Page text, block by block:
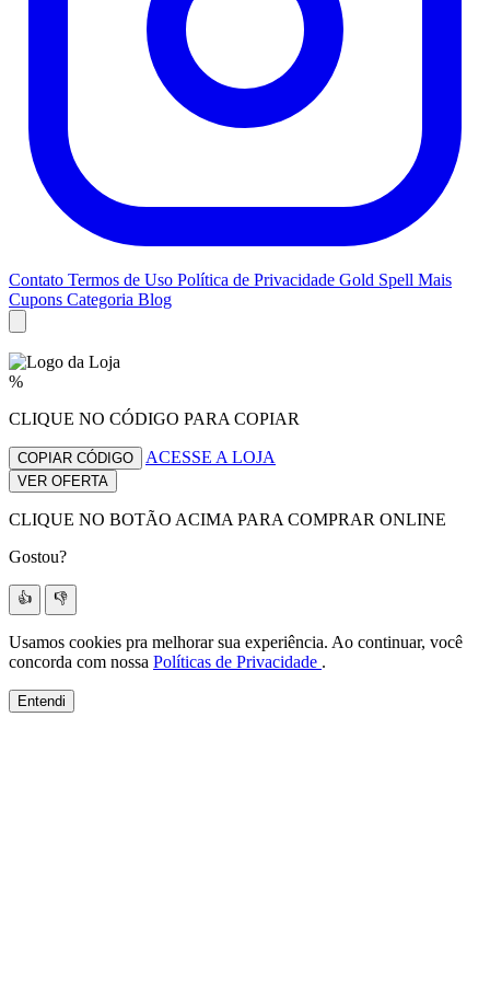
Contato Termos de Uso Política de Privacidade Gold Spell Mais
Cupons Categoria Blog
%
CLIQUE NO CÓDIGO PARA COPIAR
COPIAR CÓDIGO ACESSE A LOJA
VER OFERTA
CLIQUE NO BOTÃO ACIMA PARA COMPRAR ONLINE
Gostou?
👍 👎
Usamos cookies pra melhorar sua experiência. Ao continuar, você
concorda com nossa Políticas de Privacidade .
Entendi